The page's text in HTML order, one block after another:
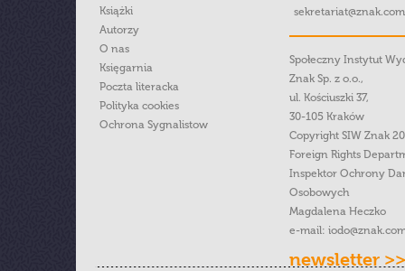
Książki
Autorzy
O nas
Księgarnia
Poczta literacka
Polityka cookies
Ochrona Sygnalistow
Społeczny Instytut
Znak Sp. z o.o.,
ul. Kościuszki 37,
30-105 Kraków
Copyright SIW Znak
Foreign Rights
Inspektor Ochrony
Osobowych
Magdalena Heczko
e-mail:
newsletter >>